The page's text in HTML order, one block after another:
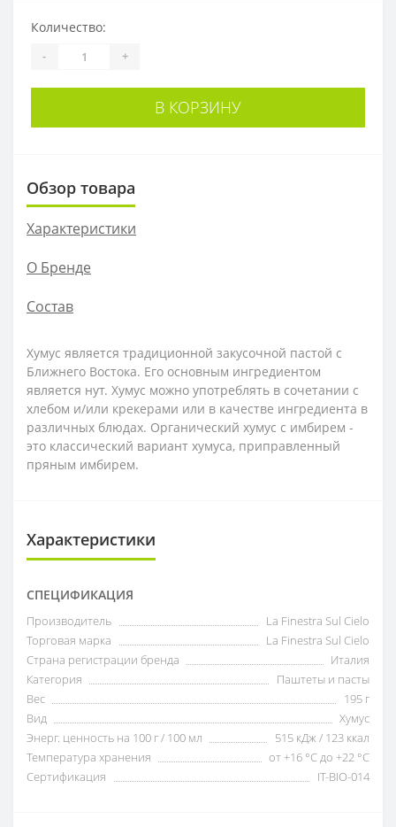
Количество:
- +
В КОРЗИНУ
Обзор товара
Характеристики
О Бренде
Состав
Хумус является традиционной закусочной пастой с
Ближнего Востока. Его основным ингредиентом
является нут. Хумус можно употреблять в сочетании с
хлебом и/или крекерами или в качестве ингредиента в
различных блюдах. Органический хумус с имбирем -
это классический вариант хумуса, приправленный
пряным имбирем.
Характеристики
СПЕЦИФИКАЦИЯ
Производитель
La Finestra Sul Cielo
Торговая марка
La Finestra Sul Cielo
Страна регистрации бренда
Италия
Категория
Паштеты и пасты
Вес
195 г
Вид
Хумус
Энерг. ценность на 100 г / 100 мл
515 кДж / 123 ккал
Температура хранения
от +16 °C до +22 °C
Сертификация
IT-BIO-014